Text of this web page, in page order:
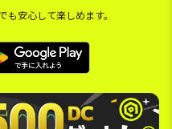
安心して楽しめます。